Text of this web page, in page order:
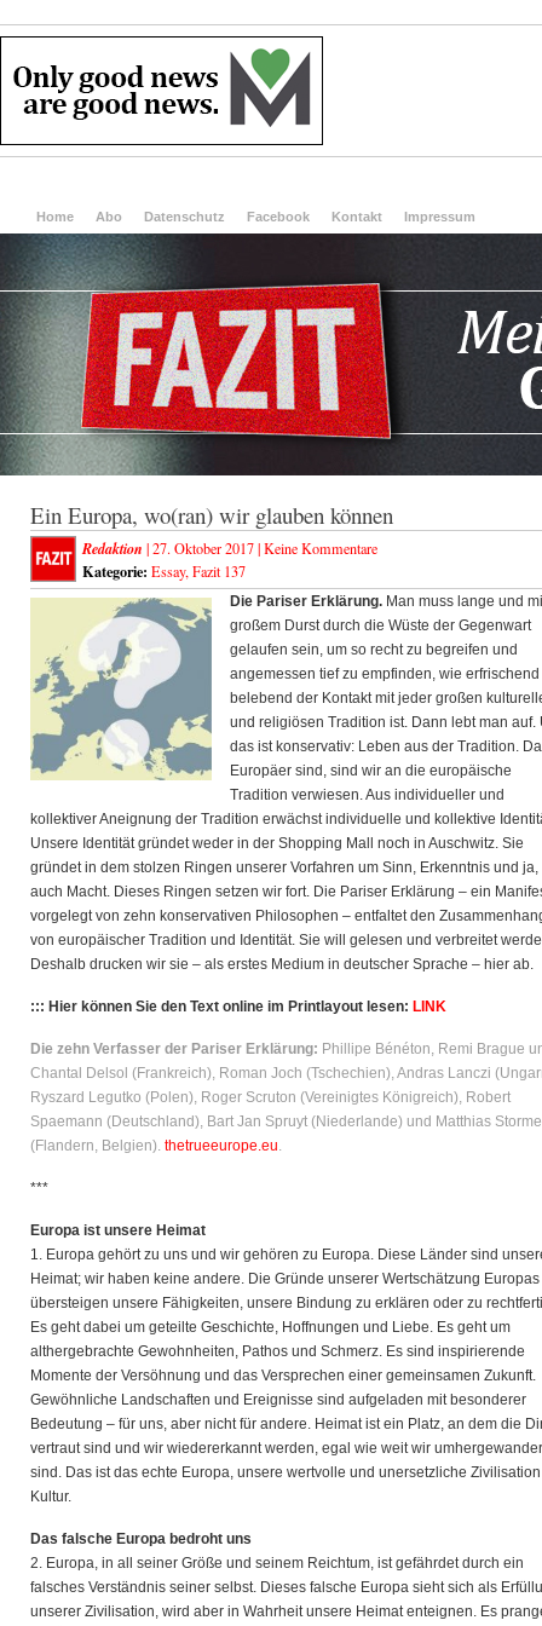
Home Abo Datenschutz Facebook Kontakt Impressum
Ein Europa, wo(ran) wir glauben können
Redaktion | 27. Oktober 2017 |Keine Kommentare
Kategorie: Essay, Fazit 137
Die Pariser Erklärung. Man muss lange und
großem Durst durch die Wüste der Gegenwart
gelaufen sein, um so recht zu begreifen und
angemessen tief zu empfinden, wie
belebend der Kontakt mit jeder großen
und religiösen Tradition ist. Dann lebt man auf.
das ist konservativ: Leben aus der Tradition.
Europäer sind, sind wir an die europäische
Tradition verwiesen. Aus individueller und
kollektiver Aneignung der Tradition erwächst individuelle und kollektive
Unsere Identität gründet weder in der Shopping Mall noch in Auschwitz. Sie
gründet in dem stolzen Ringen unserer Vorfahren um Sinn, Erkenntnis und ja,
auch Macht. Dieses Ringen setzen wir fort. Die Pariser Erklärung – ein
vorgelegt von zehn konservativen Philosophen – entfaltet den
von europäischer Tradition und Identität. Sie will gelesen und verbreitet
Deshalb drucken wir sie – als erstes Medium in deutscher Sprache – hier ab.
::: Hier können Sie den Text online im Printlayout lesen: LINK
Die zehn Verfasser der Pariser Erklärung: Phillipe Bénéton, Remi Brague
Chantal Delsol (Frankreich), Roman Joch (Tschechien), Andras Lanczi
Ryszard Legutko (Polen), Roger Scruton (Vereinigtes Königreich), Robert
Spaemann (Deutschland), Bart Jan Spruyt (Niederlande) und Matthias Storme
(Flandern, Belgien). thetrueeurope.eu.
***
Europa ist unsere Heimat
1. Europa gehört zu uns und wir gehören zu Europa. Diese Länder sind
Heimat; wir haben keine andere. Die Gründe unserer Wertschätzung Europas
übersteigen unsere Fähigkeiten, unsere Bindung zu erklären oder zu
Es geht dabei um geteilte Geschichte, Hoffnungen und Liebe. Es geht um
althergebrachte Gewohnheiten, Pathos und Schmerz. Es sind inspirierende
Momente der Versöhnung und das Versprechen einer gemeinsamen Zukunft.
Gewöhnliche Landschaften und Ereignisse sind aufgeladen mit besonderer
Bedeutung – für uns, aber nicht für andere. Heimat ist ein Platz, an dem die
vertraut sind und wir wiedererkannt werden, egal wie weit wir
sind. Das ist das echte Europa, unsere wertvolle und unersetzliche
Kultur.
Das falsche Europa bedroht uns
2. Europa, in all seiner Größe und seinem Reichtum, ist gefährdet durch ein
falsches Verständnis seiner selbst. Dieses falsche Europa sieht sich als
unserer Zivilisation, wird aber in Wahrheit unsere Heimat enteignen. Es